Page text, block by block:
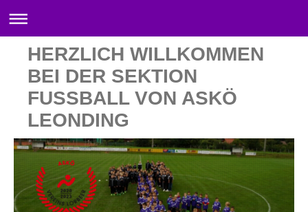
HERZLICH WILLKOMMEN
BEI DER SEKTION
FUSSBALL VON ASKÖ
LEONDING